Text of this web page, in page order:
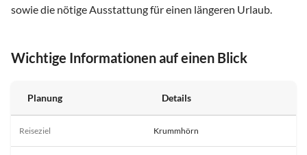
sowie die nötige Ausstattung für einen längeren Urlaub.
Wichtige Informationen auf einen Blick
Planung Details
Reiseziel Krummhörn